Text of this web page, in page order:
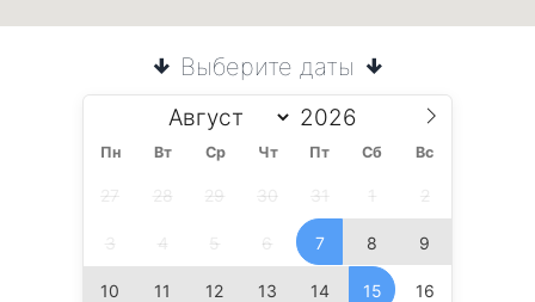
Выберите даты
Пн Вт Ср Чт Пт Сб Вс
27 28 29 30 31 1 2
3 4 5 6 7 8 9
10 11 12 13 14 15 16